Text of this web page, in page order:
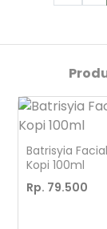
Batrisyia
Kopi 100ml
Rp. 79.500